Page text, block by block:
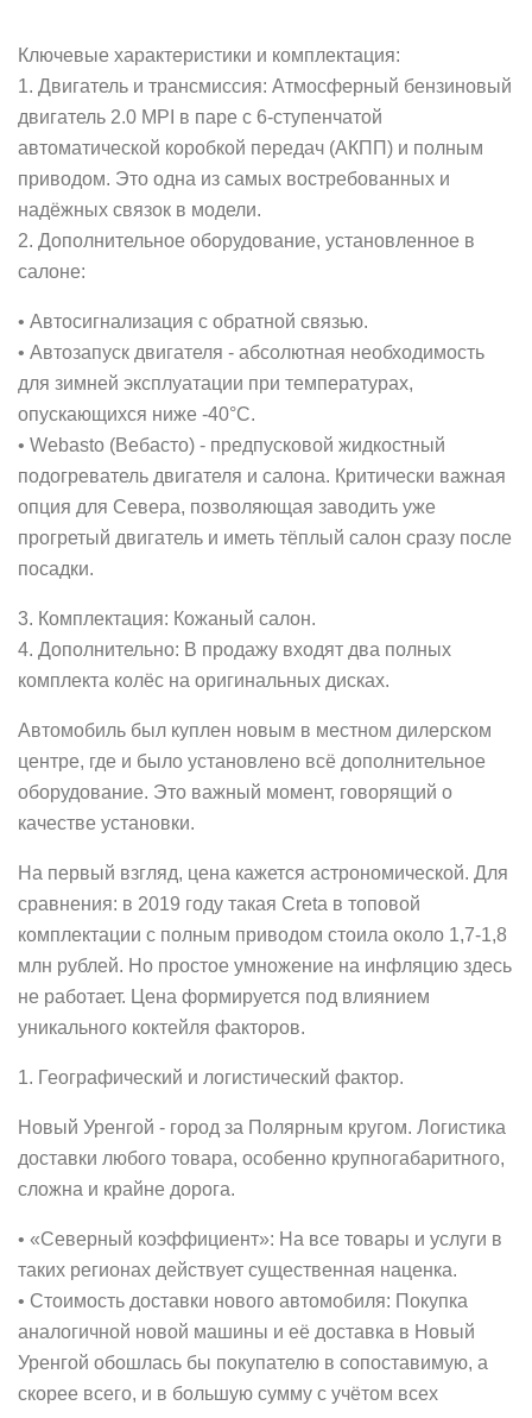
Ключевые характеристики и комплектация:
1. Двигатель и трансмиссия: Атмосферный бензиновый
двигатель 2.0 MPI в паре с 6-ступенчатой
автоматической коробкой передач (АКПП) и полным
приводом. Это одна из самых востребованных и
надёжных связок в модели.
2. Дополнительное оборудование, установленное в
салоне:
• Автосигнализация с обратной связью.
• Автозапуск двигателя - абсолютная необходимость
для зимней эксплуатации при температурах,
опускающихся ниже -40°C.
• Webasto (Вебасто) - предпусковой жидкостный
подогреватель двигателя и салона. Критически важная
опция для Севера, позволяющая заводить уже
прогретый двигатель и иметь тёплый салон сразу после
посадки.
3. Комплектация: Кожаный салон.
4. Дополнительно: В продажу входят два полных
комплекта колёс на оригинальных дисках.
Автомобиль был куплен новым в местном дилерском
центре, где и было установлено всё дополнительное
оборудование. Это важный момент, говорящий о
качестве установки.
На первый взгляд, цена кажется астрономической. Для
сравнения: в 2019 году такая Creta в топовой
комплектации с полным приводом стоила около 1,7-1,8
млн рублей. Но простое умножение на инфляцию здесь
не работает. Цена формируется под влиянием
уникального коктейля факторов.
1. Географический и логистический фактор.
Новый Уренгой - город за Полярным кругом. Логистика
доставки любого товара, особенно крупногабаритного,
сложна и крайне дорога.
• «Северный коэффициент»: На все товары и услуги в
таких регионах действует существенная наценка.
• Стоимость доставки нового автомобиля: Покупка
аналогичной новой машины и её доставка в Новый
Уренгой обошлась бы покупателю в сопоставимую, а
скорее всего, и в большую сумму с учётом всех